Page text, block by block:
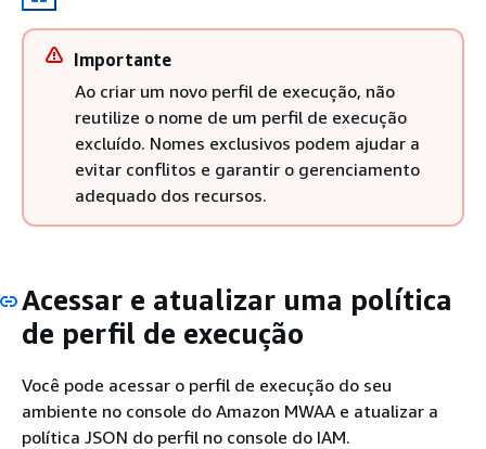
Importante
Ao criar um novo perfil de execução, não
reutilize o nome de um perfil de execução
excluído. Nomes exclusivos podem ajudar a
evitar conflitos e garantir o gerenciamento
adequado dos recursos.
Acessar e atualizar uma política
de perfil de execução
Você pode acessar o perfil de execução do seu
ambiente no console do Amazon MWAA e atualizar a
política JSON do perfil no console do IAM.